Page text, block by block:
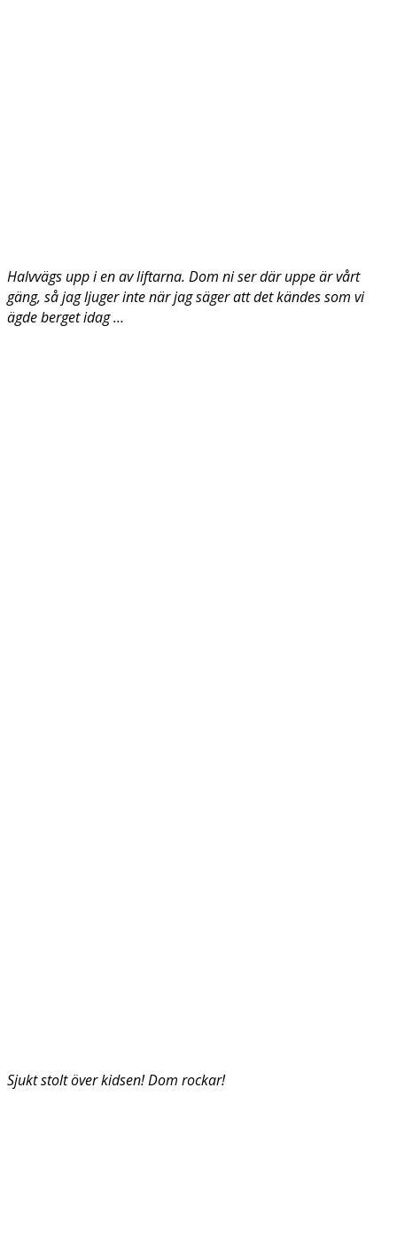
Halvvägs upp i en av liftarna. Dom ni ser där uppe är vårt
gäng, så jag ljuger inte när jag säger att det kändes som vi
ägde berget idag …
Sjukt stolt över kidsen! Dom rockar!